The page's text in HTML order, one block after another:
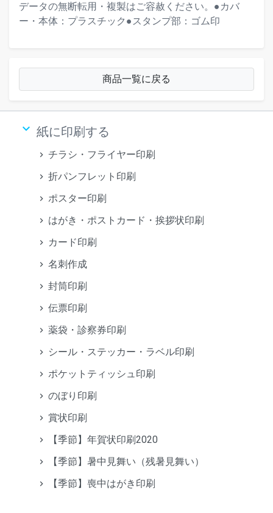
データの無断転用・複製はご容赦ください。●カバ
ー・本体：プラスチック●スタンプ部：ゴム印
商品一覧に戻る
keyboard_arrow_down 紙に印刷する
チラシ・フライヤー印刷
折パンフレット印刷
ポスター印刷
はがき・ポストカード・挨拶状印刷
カード印刷
名刺作成
封筒印刷
伝票印刷
薬袋・診察券印刷
シール・ステッカー・ラベル印刷
ポケットティッシュ印刷
のぼり印刷
賞状印刷
【季節】年賀状印刷2020
【季節】暑中見舞い（残暑見舞い）
【季節】喪中はがき印刷